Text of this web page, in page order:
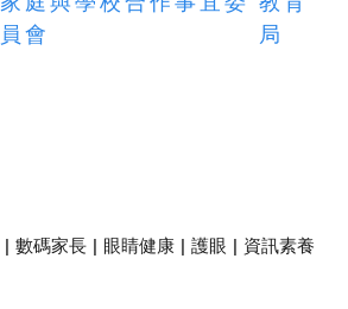
員會
局
| 數碼家長 | 眼睛健康 | 護眼 | 資訊素養